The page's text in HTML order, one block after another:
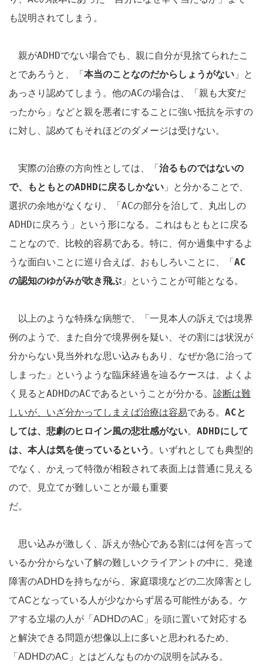
も説明されてしまう。
親がADHDでない場合でも、親に自分が見捨てられたこ
とであろうと、「本当のことなのだからしょうがない 」と
あっさり認めてしまう。 他のACの場合は、「親も大変だ
ったから」などと親を悪者にすることに強い抵抗を示すの
に対し、 認めてもそれほどのダメージは受けない。
実際の治療の方向性としては、「治るものではないの
で、もともとのADHDに戻るしかない 」と分かることで、
選択の余地がなくなり、「ACの部分を治して、丸出しの
ADHDに戻ろう」という形になる。これはもともとに戻る
ことなので、比較的容易である。特に、何か過集中するよ
うな面白いことに巡り合えば、おもしろいことに、「AC
の認知のゆがみが吹き飛ぶ 」ということが可能となる。
以上のような特殊な病態で、「一見本人の訴えでは境界
例のようで、また自分で境界例を疑い、その割には状況が
分からない見当外れな思い込みもあり、なぜか急に治って
しまった」というような臨床経過を辿るケースは、よくよ
く見るとADHDのACであるということが分かる。 診断は難
しいが、いざ分かってしまえば治療は容易である。 ACと
しては、悲劇のヒロイン風の悲壮感がない。 ADHDにして
は、本人は気を使っているという 。いずれとしても典型的
でなく、かえって特徴が相殺されて表面上は普通に見える
ので、見立てが難しいことが最も重要
だ。
思い込みが激しく、訴えが熱心である割には何を言って
いるか分からない了解の難しいクライアントの中に、発達
障害のADHDを持ちながら、家庭環境などの二次障害とし
てACとなっている人が少なからず居る可能性がある。ケ
アする立場の人が「ADHDのAC」を頭に置いて対応する
と解決できる問題が想像以上に多いと思われるため、
「ADHDのAC」とはどんなものかの説明を試みる。